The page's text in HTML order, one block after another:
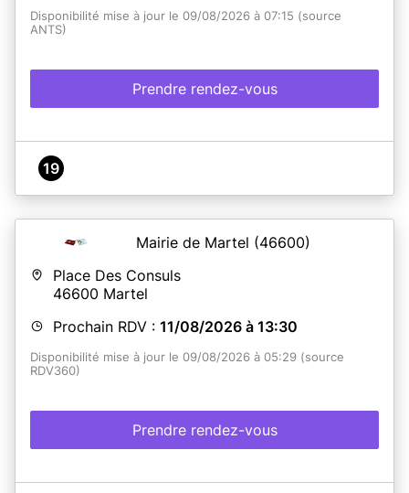
Disponibilité mise à jour le 09/08/2026 à 07:15 (source
ANTS)
Prendre rendez-vous
19
Mairie de Martel (46600)
Place Des Consuls
46600 Martel
Prochain RDV : 11/08/2026 à 13:30
Disponibilité mise à jour le 09/08/2026 à 05:29 (source
RDV360)
Prendre rendez-vous